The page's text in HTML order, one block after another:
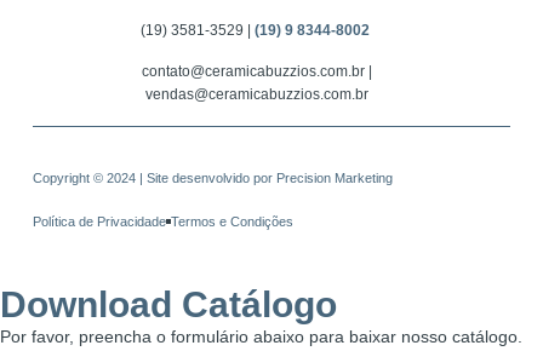
(19) 3581-3529 | (19) 9 8344-8002
contato@ceramicabuzzios.com.br |
vendas@ceramicabuzzios.com.br
Copyright © 2024 | Site desenvolvido por Precision Marketing
Política de Privacidade Termos e Condições
Download Catálogo
Por favor, preencha o formulário abaixo para baixar nosso catálogo.